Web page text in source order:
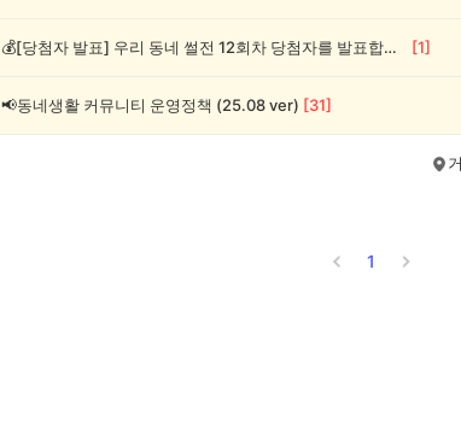
💰[당첨자 발표] 우리 동네 썰전 12회차 당첨자를 발표합니다! [1]
📢동네생활 커뮤니티 운영정책 (25.08 ver) [31]
1